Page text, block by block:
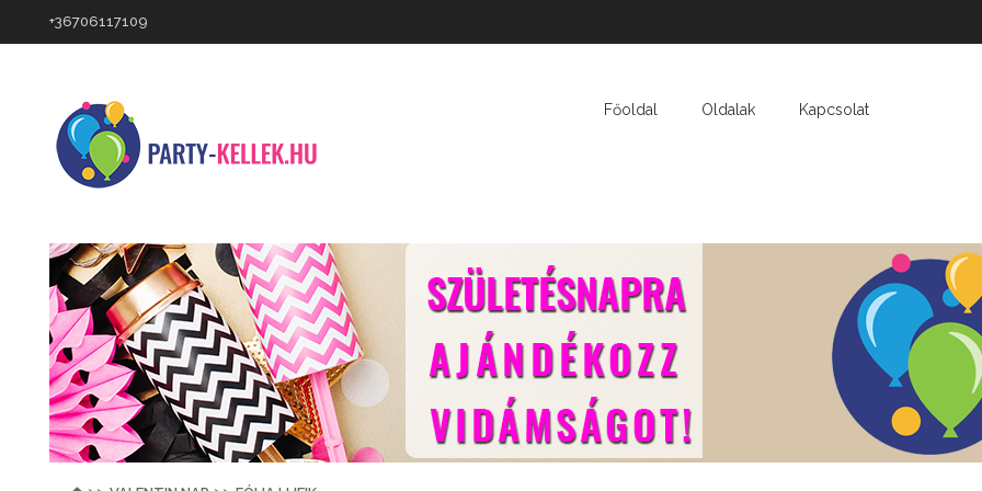
+36706117109
Főoldal Oldalak Kapcsolat